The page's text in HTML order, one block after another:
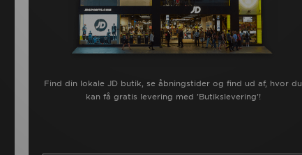
Find din lokale JD butik, se åbningstider og find ud af, hvor du
kan få gratis levering med 'Butikslevering'!